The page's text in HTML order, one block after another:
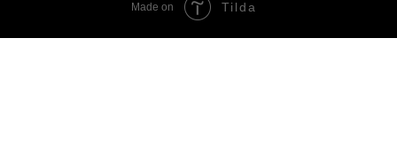
Made on Tilda